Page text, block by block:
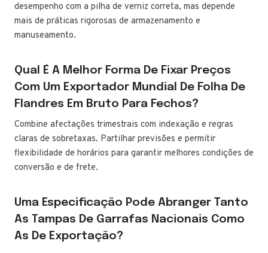
desempenho com a pilha de verniz correta, mas depende
mais de práticas rigorosas de armazenamento e
manuseamento.
Qual É A Melhor Forma De Fixar Preços
Com Um Exportador Mundial De Folha De
Flandres Em Bruto Para Fechos?
Combine afectações trimestrais com indexação e regras
claras de sobretaxas. Partilhar previsões e permitir
flexibilidade de horários para garantir melhores condições de
conversão e de frete.
Uma Especificação Pode Abranger Tanto
As Tampas De Garrafas Nacionais Como
As De Exportação?